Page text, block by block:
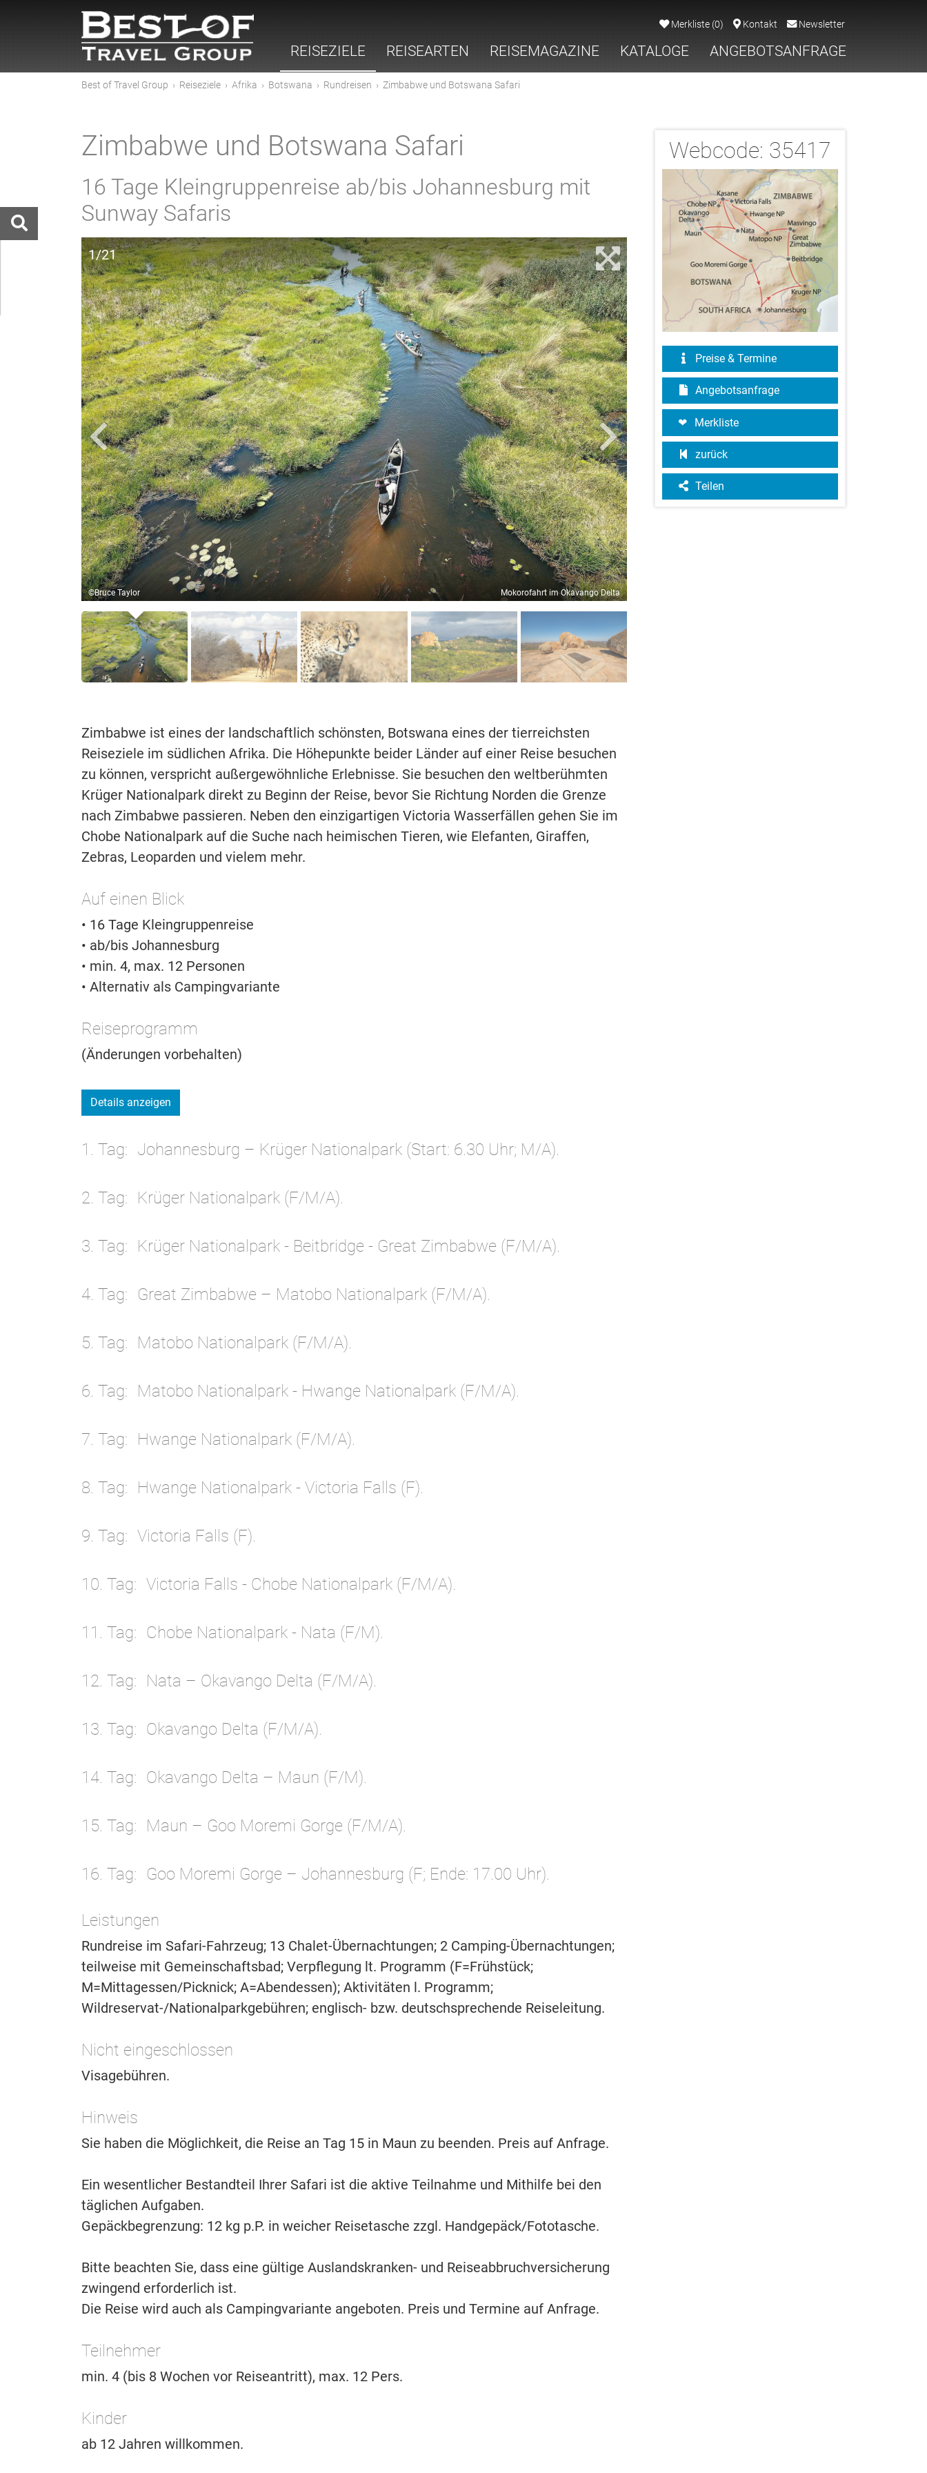
Merkliste (0) Kontakt Newsletter
REISEZIELE REISEARTEN REISEMAGAZINE KATALOGE ANGEBOTSANFRAGE
Best of Travel Group › Reiseziele › Afrika › Botswana › Rundreisen › Zimbabwe und Botswana Safari
Webcode: 35417
Preise & Termine
Angebotsanfrage
Merkliste
zurück
Teilen
Zimbabwe und Botswana Safari
16 Tage Kleingruppenreise ab/bis Johannesburg mit
Sunway Safaris
1/21
©Bruce Taylor Mokorofahrt im Okavango Delta
2/21
Zimbabwe ist eines der landschaftlich schönsten, Botswana eines der tierreichsten
Reiseziele im südlichen Afrika. Die Höhepunkte beider Länder auf einer Reise besuchen
zu können, verspricht außergewöhnliche Erlebnisse. Sie besuchen den weltberühmten
Krüger Nationalpark direkt zu Beginn der Reise, bevor Sie Richtung Norden die Grenze
nach Zimbabwe passieren. Neben den einzigartigen Victoria Wasserfällen gehen Sie im
Chobe Nationalpark auf die Suche nach heimischen Tieren, wie Elefanten, Giraffen,
Zebras, Leoparden und vielem mehr.
Auf einen Blick
• 16 Tage Kleingruppenreise
• ab/bis Johannesburg
• min. 4, max. 12 Personen
• Alternativ als Campingvariante
Reiseprogramm
(Änderungen vorbehalten)
Details anzeigen
1. Tag Johannesburg – Krüger Nationalpark (Start: 6.30 Uhr; M/A).
2. Tag Krüger Nationalpark (F/M/A).
3. Tag Krüger Nationalpark - Beitbridge - Great Zimbabwe (F/M/A).
4. Tag Great Zimbabwe – Matobo Nationalpark (F/M/A).
5. Tag Matobo Nationalpark (F/M/A).
6. Tag Matobo Nationalpark - Hwange Nationalpark (F/M/A).
7. Tag Hwange Nationalpark (F/M/A).
8. Tag Hwange Nationalpark - Victoria Falls (F).
9. Tag Victoria Falls (F).
10. Tag Victoria Falls - Chobe Nationalpark (F/M/A).
11. Tag Chobe Nationalpark - Nata (F/M).
12. Tag Nata – Okavango Delta (F/M/A).
13. Tag Okavango Delta (F/M/A).
14. Tag Okavango Delta – Maun (F/M).
15. Tag Maun – Goo Moremi Gorge (F/M/A).
16. Tag Goo Moremi Gorge – Johannesburg (F; Ende: 17.00 Uhr).
Leistungen
Rundreise im Safari-Fahrzeug; 13 Chalet-Übernachtungen; 2 Camping-Übernachtungen;
teilweise mit Gemeinschaftsbad; Verpflegung lt. Programm (F=Frühstück;
M=Mittagessen/Picknick; A=Abendessen); Aktivitäten l. Programm;
Wildreservat-/Nationalparkgebühren; englisch- bzw. deutschsprechende Reiseleitung.
Nicht eingeschlossen
Visagebühren.
Hinweis
Sie haben die Möglichkeit, die Reise an Tag 15 in Maun zu beenden. Preis auf Anfrage.
Ein wesentlicher Bestandteil Ihrer Safari ist die aktive Teilnahme und Mithilfe bei den
täglichen Aufgaben.
Gepäckbegrenzung: 12 kg p.P. in weicher Reisetasche zzgl. Handgepäck/Fototasche.
Bitte beachten Sie, dass eine gültige Auslandskranken- und Reiseabbruchversicherung
zwingend erforderlich ist.
Die Reise wird auch als Campingvariante angeboten. Preis und Termine auf Anfrage.
Teilnehmer
min. 4 (bis 8 Wochen vor Reiseantritt), max. 12 Pers.
Kinder
ab 12 Jahren willkommen.